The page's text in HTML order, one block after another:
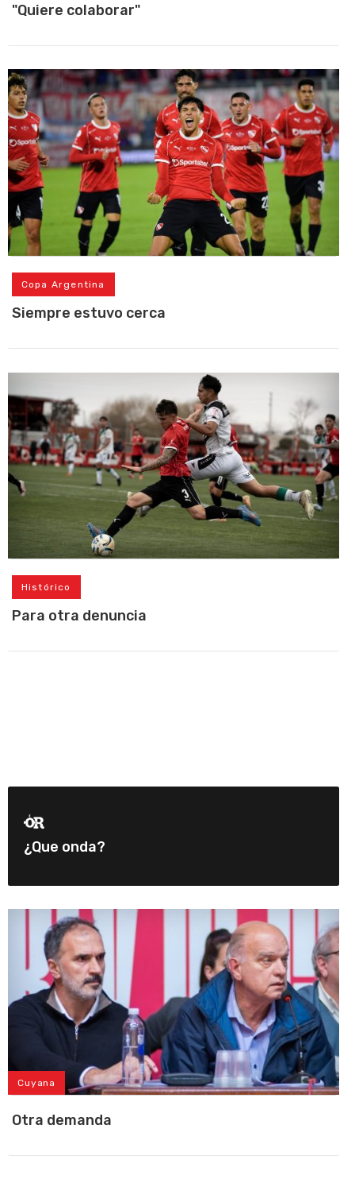
"Quiere colaborar"
Copa Argentina
Siempre estuvo cerca
Histórico
Para otra denuncia
¿Que onda?
Cuyana
Otra demanda